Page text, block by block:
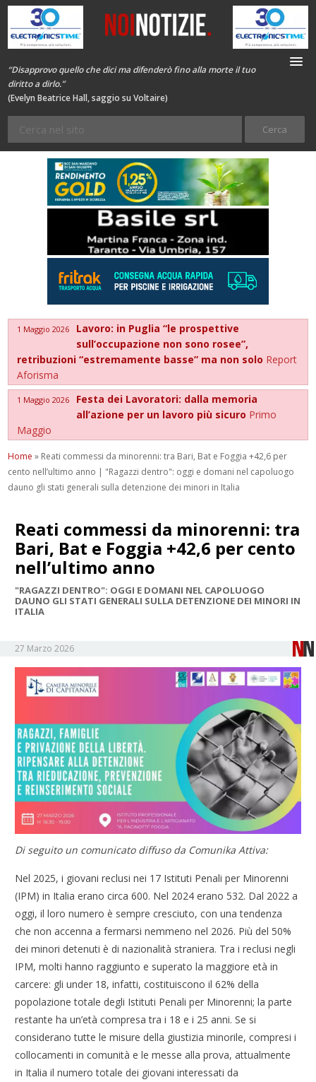
“Disapprovo quello che dici ma difenderò fino alla morte il tuo
diritto a dirlo.”
(Evelyn Beatrice Hall, saggio su Voltaire)
1 Maggio 2026
Lavoro: in Puglia “le prospettive
sull’occupazione non sono rosee”,
retribuzioni “estremamente basse” ma non solo Report
Aforisma
1 Maggio 2026
Festa dei Lavoratori: dalla memoria
all’azione per un lavoro più sicuro Primo
Maggio
Home » Reati commessi da minorenni: tra Bari, Bat e Foggia +42,6 per
cento nell’ultimo anno | "Ragazzi dentro": oggi e domani nel capoluogo
dauno gli stati generali sulla detenzione dei minori in Italia
Reati commessi da minorenni: tra
Bari, Bat e Foggia +42,6 per cento
nell’ultimo anno
"RAGAZZI DENTRO": OGGI E DOMANI NEL CAPOLUOGO
DAUNO GLI STATI GENERALI SULLA DETENZIONE DEI MINORI IN
ITALIA
27 Marzo 2026
Di seguito un comunicato diffuso da Comunika Attiva:
Nel 2025, i giovani reclusi nei 17 Istituti Penali per Minorenni
(IPM) in Italia erano circa 600. Nel 2024 erano 532. Dal 2022 a
oggi, il loro numero è sempre cresciuto, con una tendenza
che non accenna a fermarsi nemmeno nel 2026. Più del 50%
dei minori detenuti è di nazionalità straniera. Tra i reclusi negli
IPM, molti hanno raggiunto e superato la maggiore età in
carcere: gli under 18, infatti, costituiscono il 62% della
popolazione totale degli Istituti Penali per Minorenni; la parte
restante ha un’età compresa tra i 18 e i 25 anni. Se si
considerano tutte le misure della giustizia minorile, compresi i
collocamenti in comunità e le messe alla prova, attualmente
in Italia il numero totale dei giovani interessati da